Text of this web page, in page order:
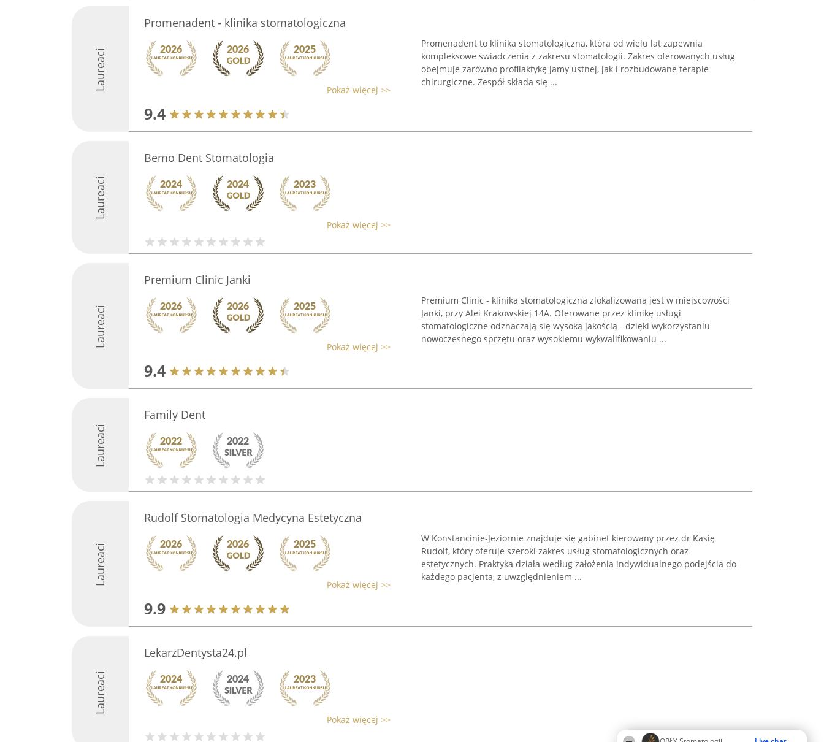
Laureaci
Promenadent - klinika stomatologiczna
Pokaż więcej >>
9.4
Promenadent to klinika stomatologiczna, która od wielu lat zapewnia
kompleksowe świadczenia z zakresu stomatologii. Zakres oferowanych usług
obejmuje zarówno profilaktykę jamy ustnej, jak i rozbudowane terapie
chirurgiczne. Zespół składa się ...
Laureaci
Bemo Dent Stomatologia
Pokaż więcej >>
Laureaci
Premium Clinic Janki
Pokaż więcej >>
9.4
Premium Clinic - klinika stomatologiczna zlokalizowana jest w miejscowości
Janki, przy Alei Krakowskiej 14A. Oferowane przez klinikę usługi
stomatologiczne odznaczają się wysoką jakością - dzięki wykorzystaniu
nowoczesnego sprzętu oraz wysokiemu wykwalifikowaniu ...
Laureaci
Family Dent
Laureaci
Rudolf Stomatologia Medycyna Estetyczna
Pokaż więcej >>
9.9
W Konstancinie-Jeziornie znajduje się gabinet kierowany przez dr Kasię
Rudolf, który oferuje szeroki zakres usług stomatologicznych oraz
estetycznych. Praktyka działa według założenia indywidualnego podejścia do
każdego pacjenta, z uwzględnieniem ...
Laureaci
LekarzDentysta24.pl
Pokaż więcej >>